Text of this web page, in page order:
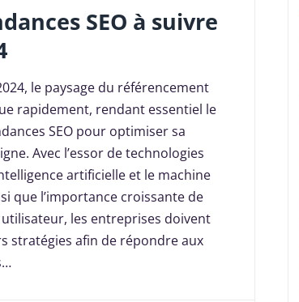
SEO à suivre
le paysage du référencement
rapidement, rendant essentiel le
SEO pour optimiser sa
Avec l’essor de technologies
artificielle et le machine
que l’importance croissante de
utilisateur, les entreprises doivent
stratégies afin de répondre aux